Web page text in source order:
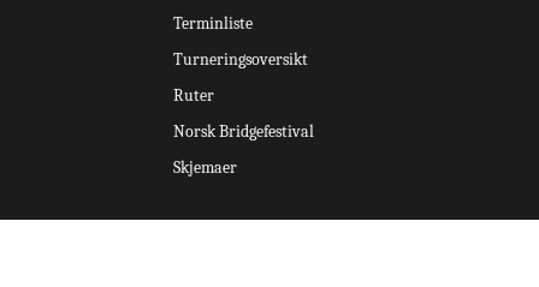
Terminliste
Turneringsoversikt
Ruter
Norsk Bridgefestival
Skjemaer